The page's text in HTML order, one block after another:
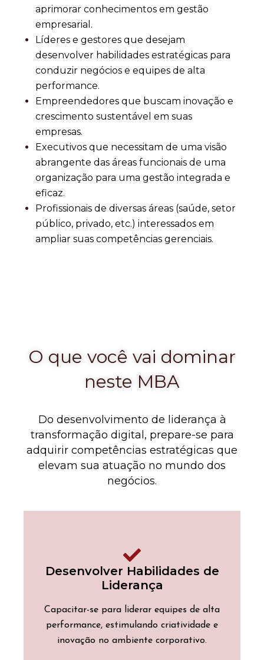
aprimorar conhecimentos em gestão
empresarial.
Líderes e gestores que desejam
desenvolver habilidades estratégicas para
conduzir negócios e equipes de alta
performance.
Empreendedores que buscam inovação e
crescimento sustentável em suas
empresas.
Executivos que necessitam de uma visão
abrangente das áreas funcionais de uma
organização para uma gestão integrada e
eficaz.
Profissionais de diversas áreas (saúde, setor
público, privado, etc.) interessados em
ampliar suas competências gerenciais.
O que você vai dominar
neste MBA
Do desenvolvimento de liderança à
transformação digital, prepare-se para
adquirir competências estratégicas que
elevam sua atuação no mundo dos
negócios.
Desenvolver Habilidades de
Liderança
Capacitar-se para liderar equipes de alta
performance, estimulando criatividade e
inovação no ambiente corporativo.